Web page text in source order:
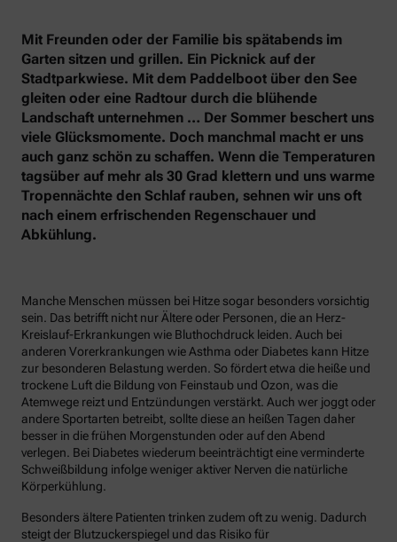
Mit Freunden oder der Familie bis spätabends im
Garten sitzen und grillen. Ein Picknick auf der
Stadtparkwiese. Mit dem Paddelboot über den See
gleiten oder eine Radtour durch die blühende
Landschaft unternehmen … Der Sommer beschert uns
viele Glücksmomente. Doch manchmal macht er uns
auch ganz schön zu schaffen. Wenn die Temperaturen
tagsüber auf mehr als 30 Grad klettern und uns warme
Tropennächte den Schlaf rauben, sehnen wir uns oft
nach einem erfrischenden Regenschauer und
Abkühlung.
Manche Menschen müssen bei Hitze sogar besonders vorsichtig
sein. Das betrifft nicht nur Ältere oder Personen, die an Herz-
Kreislauf-Erkrankungen wie Bluthochdruck leiden. Auch bei
anderen Vorerkrankungen wie Asthma oder Diabetes kann Hitze
zur besonderen Belastung werden. So fördert etwa die heiße und
trockene Luft die Bildung von Feinstaub und Ozon, was die
Atemwege reizt und Entzündungen verstärkt. Auch wer joggt oder
andere Sportarten betreibt, sollte diese an heißen Tagen daher
besser in die frühen Morgenstunden oder auf den Abend
verlegen. Bei Diabetes wiederum beeinträchtigt eine verminderte
Schweißbildung infolge weniger aktiver Nerven die natürliche
Körperkühlung.
Besonders ältere Patienten trinken zudem oft zu wenig. Dadurch
steigt der Blutzuckerspiegel und das Risiko für